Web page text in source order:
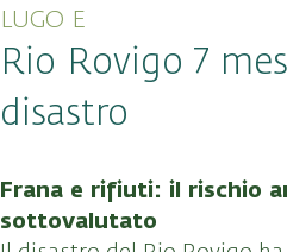
LUGO E
Rio Rovigo 7
disastro
Frana e rifiuti: il rischio
sottovalutato